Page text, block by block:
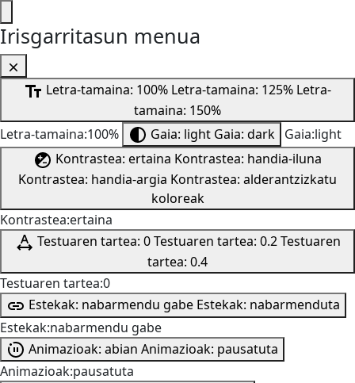
Irisgarritasun menua
Letra-tamaina: 100% Letra-tamaina: 125% Letra-
tamaina: 150%
Letra-tamaina:100%
Gaia: light Gaia: dark Gaia:light
Kontrastea: ertaina Kontrastea: handia-iluna
Kontrastea: handia-argia Kontrastea: alderantzizkatu
koloreak
Kontrastea:ertaina
Testuaren tartea: 0 Testuaren tartea: 0.2 Testuaren
tartea: 0.4
Testuaren tartea:0
Estekak: nabarmendu gabe Estekak: nabarmenduta
Estekak:nabarmendu gabe
Animazioak: abian Animazioak: pausatuta
Animazioak:pausatuta